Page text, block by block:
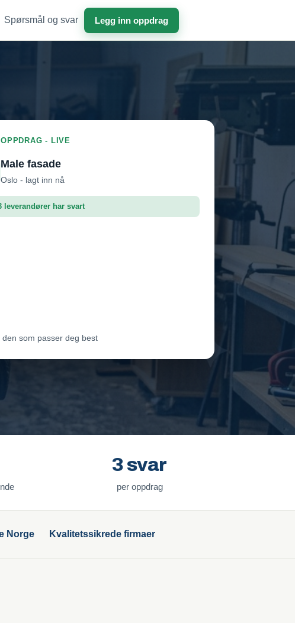
Spørsmål og svar Legg inn oppdrag
- LIVE
Male fasade
Oslo - lagt inn nå
leverandører har svart
den som passer deg best
3 svar
per oppdrag
Norge Kvalitetssikrede firmaer